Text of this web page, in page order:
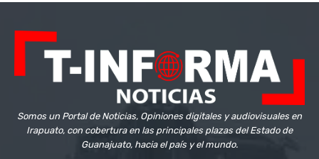
Somos un Portal de Noticias, Opiniones digitales y audiovisuales en
Irapuato, con cobertura en las principales plazas del Estado de
Guanajuato, hacia el país y el mundo.